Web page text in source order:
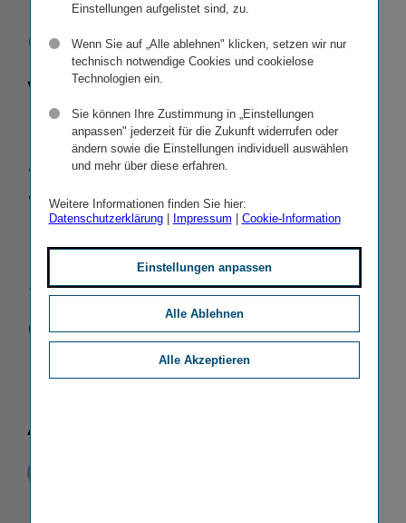
Group wächst
weiter im
Baltikum:
Zukauf des
lettischen
Sachver­si­
cherers
Baltikums
AAS
Einstellungen aufgelistet sind, zu.
Wenn Sie auf „Alle ablehnen" klicken, setzen wir nur
technisch notwendige Cookies und cookielose
Technologien ein.
Sie können Ihre Zustimmung in „Einstellungen
anpassen" jederzeit für die Zukunft widerrufen oder
ändern sowie die Einstellungen individuell auswählen
und mehr über diese erfahren.
Weitere Informationen finden Sie hier:
Datenschutzerklärung| Impressum Cookie-Information
Einstellungen anpassen
Alle Ablehnen
Alle Akzeptieren